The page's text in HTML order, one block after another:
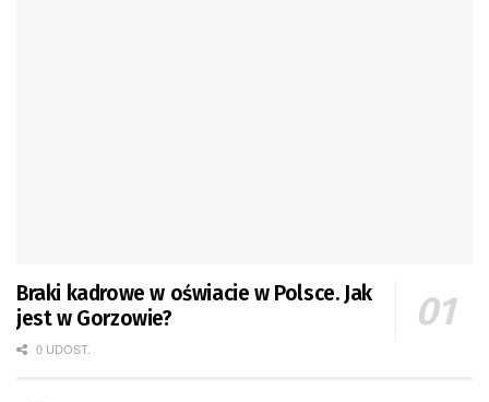
Braki kadrowe w oświacie w Polsce. Jak
jest w Gorzowie?
0 UDOST.